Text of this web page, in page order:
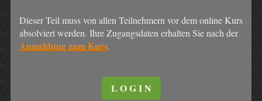
Dieser Teil muss von allen Teilnehmern vor dem online Kurs
absolviert werden. Ihre Zugangsdaten erhalten Sie nach der
Anmeldung zum Kurs.
L O G I N